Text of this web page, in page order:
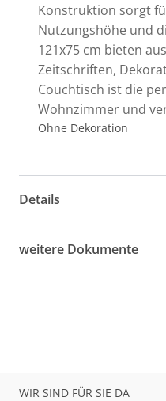
Konstruktion sorgt
Nutzungshöhe und
121x75 cm bieten
Zeitschriften,
Couchtisch ist die
Wohnzimmer und
Ohne Dekoration
Details
weitere Dokumente
WIR SIND FÜR SIE DA